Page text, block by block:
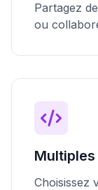
Partagez
ou
Choisissez